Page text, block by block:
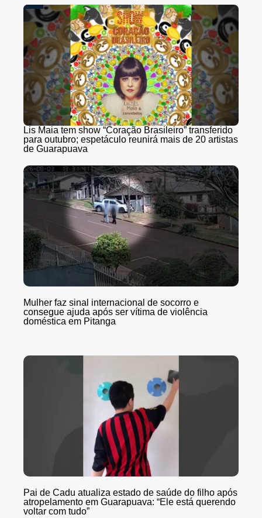
Lis Maia tem show “Coração Brasileiro” transferido
para outubro; espetáculo reunirá mais de 20 artistas
de Guarapuava
Mulher faz sinal internacional de socorro e
consegue ajuda após ser vítima de violência
doméstica em Pitanga
Pai de Cadu atualiza estado de saúde do filho após
atropelamento em Guarapuava: “Ele está querendo
voltar com tudo”